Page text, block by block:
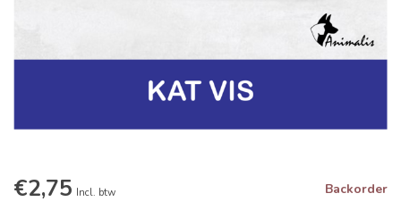
€2,75 Incl. btw Backorder